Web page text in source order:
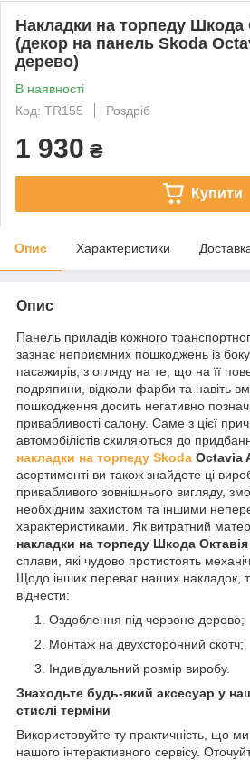
Накладки на торпеду Шкода
(декор на панель Skoda
дерево)
В наявності
Код: TR155
Роздріб
1 930 ₴
Купити
Опис Характеристики
Опис
Панель приладів кожного
зазнає неприємних пошкоджень із
пасажирів, з огляду на те, що на її
подряпини, відколи фарби та навіть
пошкодження досить негативно
привабливості салону. Саме з цієї
автомобілістів схиляються до
накладки на торпеду Skoda Octavia
асортименті ви також знайдете ці
привабливого зовнішнього вигляду,
необхідним захистом та іншими
характеристиками. Як витратний
накладки на торпеду Шкода
сплави, які чудово протистоять
Щодо інших переваг наших накладок,
віднести:
Оздоблення під червоне дерево;
Монтаж на двухсторонний скотч;
Індивідуальний розмір виробу.
Знаходьте будь-який аксесуар у
стислі терміни
Використовуйте ту практичність, що
нашого інтерактивного сервісу.